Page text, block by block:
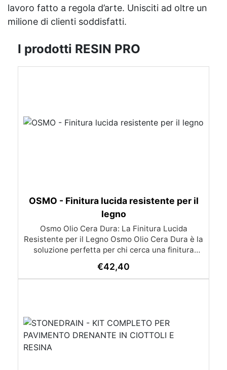
lavoro fatto a regola d’arte. Unisciti ad oltre un
milione di clienti soddisfatti.
I prodotti RESIN PRO
OSMO - Finitura lucida resistente per il
legno
Osmo Olio Cera Dura: La Finitura Lucida
Resistente per il Legno Osmo Olio Cera Dura è la
soluzione perfetta per chi cerca una finitura
alla sua formula innovativa a base di olio e cera,
questo prodotto non solo valorizza il legno ma lo
Resistente: Offre una finitura lucida che non solo
esalta la bellezza naturale del legno, ma è anche
estremamente resistente agli agenti atmosferici
€42,40